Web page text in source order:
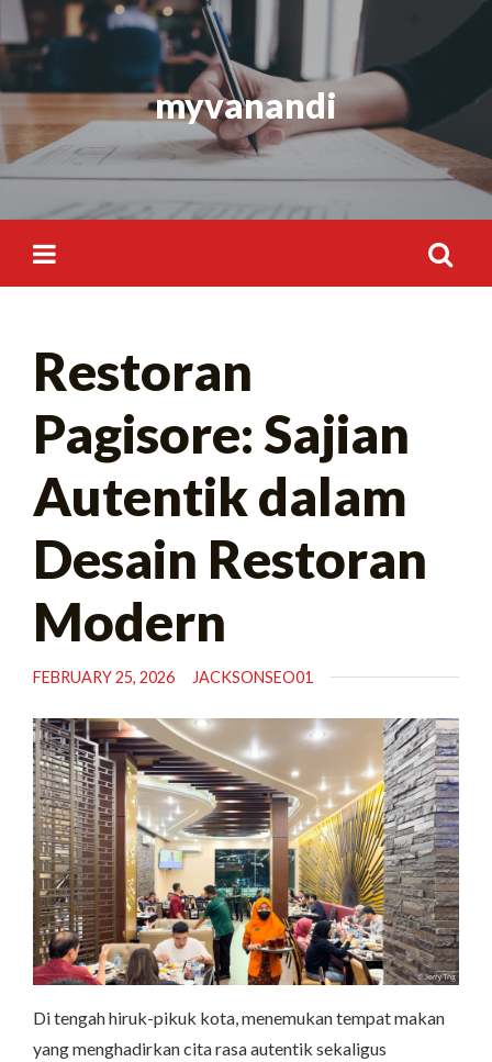
Skip
to
content
myvanandi
Restoran
Pagisore: Sajian
Autentik dalam
Desain Restoran
Modern
FEBRUARY 25, 2026 JACKSONSEO01
Di tengah hiruk-pikuk kota, menemukan tempat makan
yang menghadirkan cita rasa autentik sekaligus